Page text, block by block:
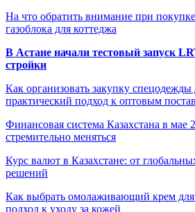
На что обратить внимание при
газоблока для коттеджа
В Астане начали тестовый запуск
стройки
Как организовать закупку спецодежды
практический подход к оптовым
Финансовая система Казахстана в мае
стремительно меняться
Курс валют в Казахстане: от
решений
Как выбрать омолаживающий крем
подход к уходу за кожей